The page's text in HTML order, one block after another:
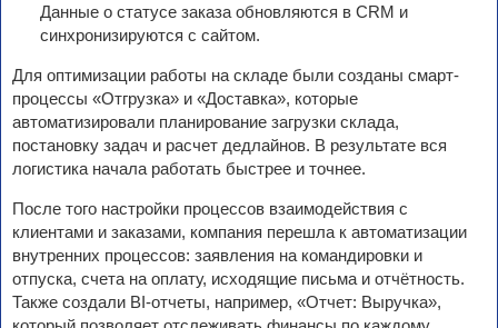
Данные о статусе заказа обновляются в CRM и
синхронизируются с сайтом.
Для оптимизации работы на складе были созданы смарт-
процессы «Отгрузка» и «Доставка», которые
автоматизировали планирование загрузки склада,
постановку задач и расчет дедлайнов. В результате вся
логистика начала работать быстрее и точнее.
После того настройки процессов взаимодействия с
клиентами и заказами, компания перешла к автоматизации
внутренних процессов: заявления на командировки и
отпуска, счета на оплату, исходящие письма и отчётность.
Также создали BI-отчеты, например, «Отчет: Выручка»,